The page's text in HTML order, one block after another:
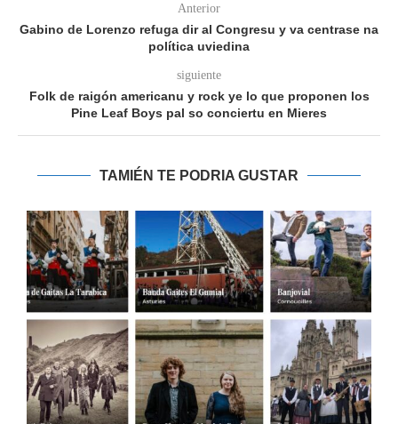
Anterior
Gabino de Lorenzo refuga dir al Congresu y va centrase na
política uviedina
siguiente
Folk de raigón americanu y rock ye lo que proponen los
Pine Leaf Boys pal so conciertu en Mieres
TAMIÉN TE PODRIA GUSTAR